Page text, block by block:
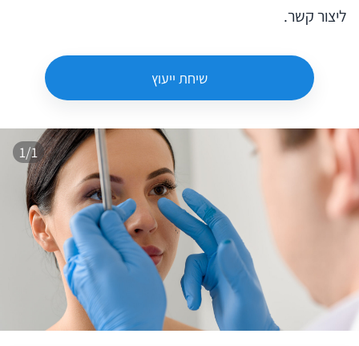
ליצור קשר.
שיחת ייעוץ
1/1